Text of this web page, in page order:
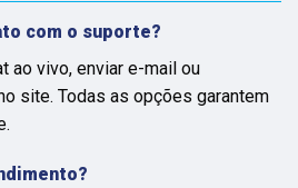
com o suporte?
ao vivo, enviar e-mail ou
site. Todas as opções garantem